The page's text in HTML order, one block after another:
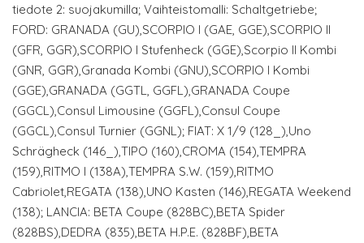
tiedote 2: suojakumilla; Vaihteistomalli: Schaltgetriebe;
FORD: GRANADA (GU),SCORPIO I (GAE, GGE),SCORPIO II
(GFR, GGR),SCORPIO I Stufenheck (GGE),Scorpio II Kombi
(GNR, GGR),Granada Kombi (GNU),SCORPIO I Kombi
(GGE),GRANADA (GGTL, GGFL),GRANADA Coupe
(GGCL),Consul Limousine (GGFL),Consul Coupe
(GGCL),Consul Turnier (GGNL); FIAT: X 1/9 (128_),Uno
Schrägheck (146_),TIPO (160),CROMA (154),TEMPRA
(159),RITMO I (138A),TEMPRA S.W. (159),RITMO
Cabriolet,REGATA (138),UNO Kasten (146),REGATA Weekend
(138); LANCIA: BETA Coupe (828BC),BETA Spider
(828BS),DEDRA (835),BETA H.P.E. (828BF),BETA